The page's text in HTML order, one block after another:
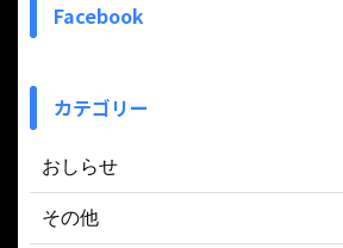
Facebook
カテゴリー
おしらせ
その他